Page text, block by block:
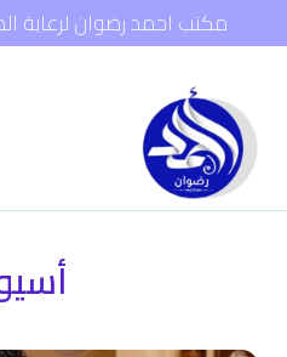
مكتب احمد رضوان لرعاية